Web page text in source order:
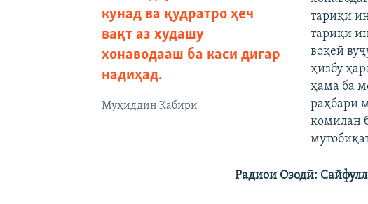
кунад ва қудратро ҳеч
вақт аз худашу
хонаводааш ба каси дигар
надиҳад.
Муҳиддин Кабирӣ
тариқи
тариқи
воқеӣ
ҳизбу
ҳама ба
раҳбари
комилан
Радиои Озодӣ: